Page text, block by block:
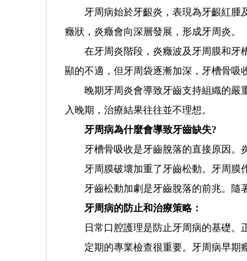
牙周病始於牙齦炎，表現為牙齦紅腫及
癥狀，炎癥會向深層發展，形成牙周炎。
在牙周炎階段，炎癥波及牙周膜和牙槽
顯的不適，但牙周袋逐漸加深，牙槽骨吸
晚期牙周炎會導致牙齒支持組織的嚴重
入晚期，治療結果往往並不理想。
牙周病為什麼會導致牙齒缺失?
牙槽骨吸收是牙齒脫落的直接原因。炎
牙周膜破壞加重了牙齒松動。牙周膜作
牙齒松動加劇是牙齒脫落的前兆。隨著
牙周病的防止和治療策略：
日常口腔護理是防止牙周病的基礎。正
定期的專業檢查很重要。牙周病早期癥
預約